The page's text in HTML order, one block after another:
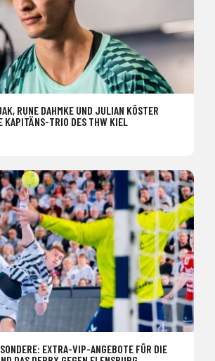
RUNE DAHMKE UND JULIAN KÖSTER
KAPITÄNS-TRIO DES THW KIEL
EXTRA-VIP-ANGEBOTE FÜR DIE